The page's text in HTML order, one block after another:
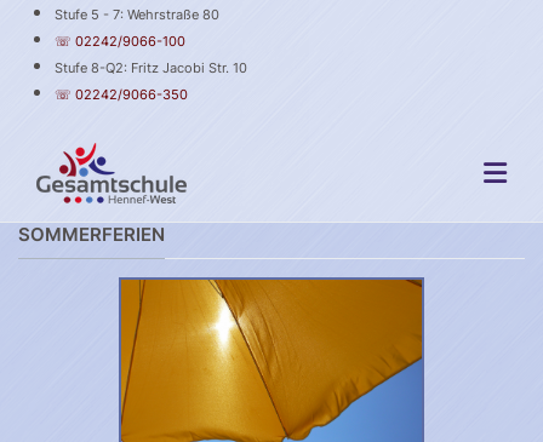
Stufe 5 - 7: Wehrstraße 80
☏ 02242/9066-100
Stufe 8-Q2: Fritz Jacobi Str. 10
☏ 02242/9066-350
SOMMERFERIEN